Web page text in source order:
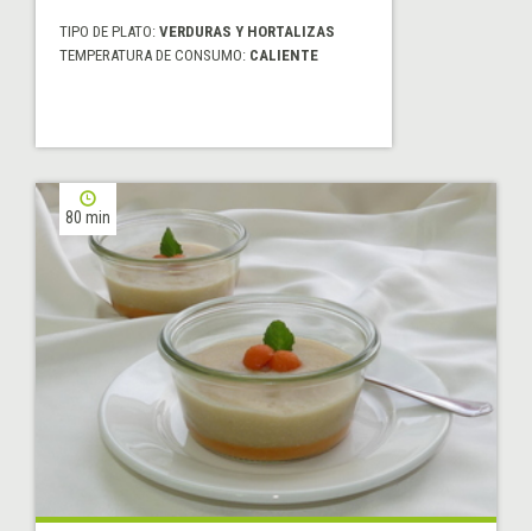
TIPO DE PLATO: VERDURAS Y HORTALIZAS
TEMPERATURA DE CONSUMO: CALIENTE
80 min